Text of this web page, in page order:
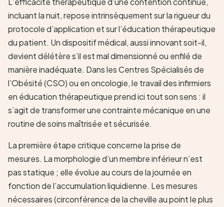
incluant la nuit, repose intrinsèquement sur la rigueur du
protocole d’application et sur l’éducation thérapeutique
du patient. Un dispositif médical, aussi innovant soit-il,
devient délétère s’il est mal dimensionné ou enfilé de
manière inadéquate. Dans les Centres Spécialisés de
l’Obésité (CSO) ou en oncologie, le travail des infirmiers
en éducation thérapeutique prend ici tout son sens : il
s’agit de transformer une contrainte mécanique en une
routine de soins maîtrisée et sécurisée.
La première étape critique concerne la prise de
mesures. La morphologie d’un membre inférieur n’est
pas statique ; elle évolue au cours de la journée en
fonction de l’accumulation liquidienne. Les mesures
nécessaires (circonférence de la cheville au point le plus